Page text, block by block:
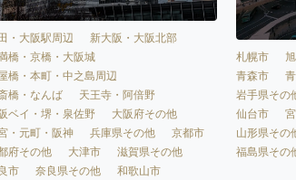
・大阪駅周辺
新大阪・大阪北部
橋・京橋・大阪城
橋・本町・中之島周辺
橋・なんば
天王寺・阿倍野
ベイ・堺・泉佐野
大阪府その他
・元町・阪神
兵庫県その他
京都市
府その他
大津市
滋賀県その他
市
奈良県その他
和歌山市
札幌市
青森市
岩手県その
仙台市
山形県その
福島県その